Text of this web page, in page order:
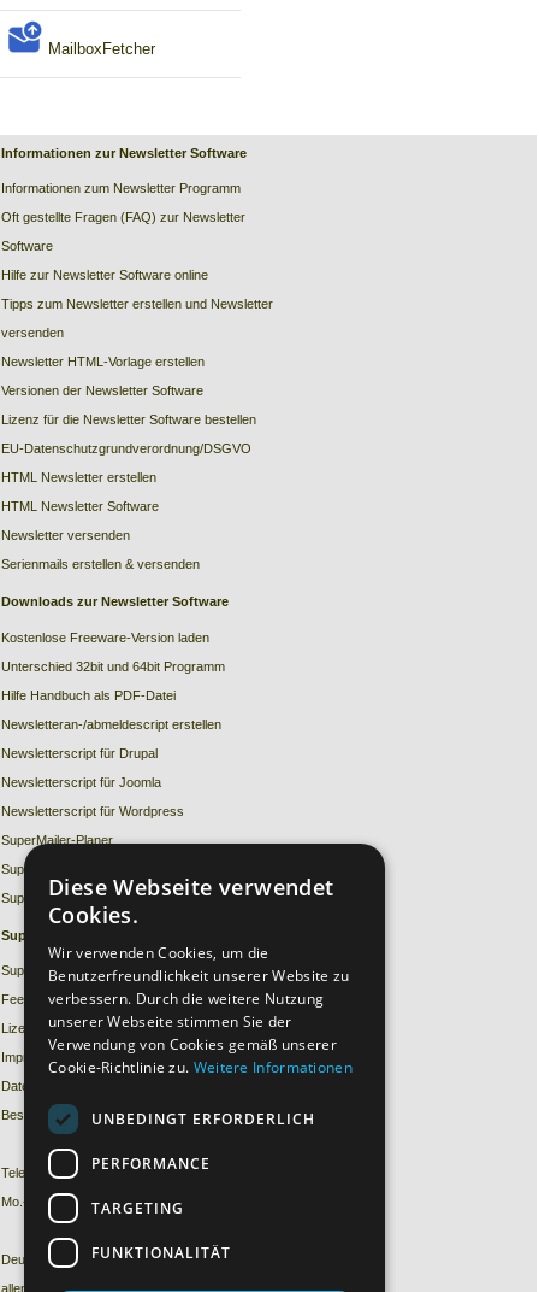
MailboxFetcher
Informationen zur Newsletter Software
Informationen zum Newsletter Programm
Oft gestellte Fragen (FAQ) zur Newsletter
Software
Hilfe zur Newsletter Software online
Tipps zum Newsletter erstellen und Newsletter
versenden
Newsletter HTML-Vorlage erstellen
Versionen der Newsletter Software
Lizenz für die Newsletter Software bestellen
EU-Datenschutzgrundverordnung/DSGVO
HTML Newsletter erstellen
HTML Newsletter Software
Newsletter versenden
Serienmails erstellen & versenden
Downloads zur Newsletter Software
Kostenlose Freeware-Version laden
Unterschied 32bit und 64bit Programm
Hilfe Handbuch als PDF-Datei
Newsletteran-/abmeldescript erstellen
Newsletterscript für Drupal
Newsletterscript für Joomla
Newsletterscript für Wordpress
SuperMailer-Planer
SuperMailer MySQL Export-Script
SuperMailer-Bounce
Support zur
Support Forum
Feedback / Kontaktformular
Lizenz vergessen
Impressum
Datenschutzerklärung
Bestellung widerrufen
Telefonischer Support
Mo.-Fr. 11-15 Uhr
Deutschland: 09001/054321 (69ct./Min. aus
allen dt. Netzen)
Diese Webseite verwendet
Cookies.
Wir verwenden Cookies, um die
Benutzerfreundlichkeit unserer Website zu
verbessern. Durch die weitere Nutzung
unserer Webseite stimmen Sie der
Verwendung von Cookies gemäß unserer
Cookie-Richtlinie zu. Weitere Informationen
UNBEDINGT ERFORDERLICH
PERFORMANCE
TARGETING
FUNKTIONALITÄT